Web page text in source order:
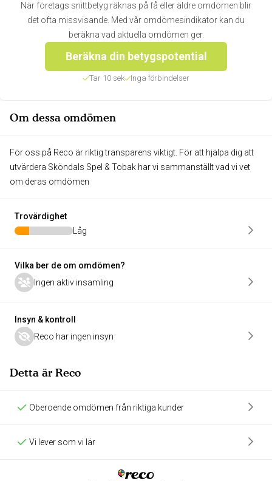
När företags snittbetyg räknas på få eller äldre omdömen blir
det ofta missvisande. Med vår omdömesindikator kan du
beräkna vad aktuella omdömen ger.
Beräkna din betygspotential
Tar 10 sek Inga förbindelser
Om dessa omdömen
För oss på Reco är riktig transparens viktigt. För att hjälpa dig att
utvärdera Sköndals Spel & Tobak har vi sammanställt vad vi vet
om deras omdömen
Trovärdighet
Låg
Vilka ber de om omdömen?
Ingen aktiv insamling
Insyn & kontroll
Reco har ingen insyn
Detta är Reco
Oberoende omdömen från riktiga kunder
Vi lever som vi lär